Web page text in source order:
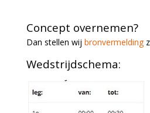
Concept overnemen?
Dan stellen wij bronvermelding
Wedstrijdschema: